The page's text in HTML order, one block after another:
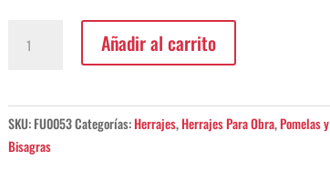
Fumaca
cantidad
Añadir al carrito
SKU:FU0053Categorías:Herrajes,Herrajes Para Obra,Pomelas y
Bisagras